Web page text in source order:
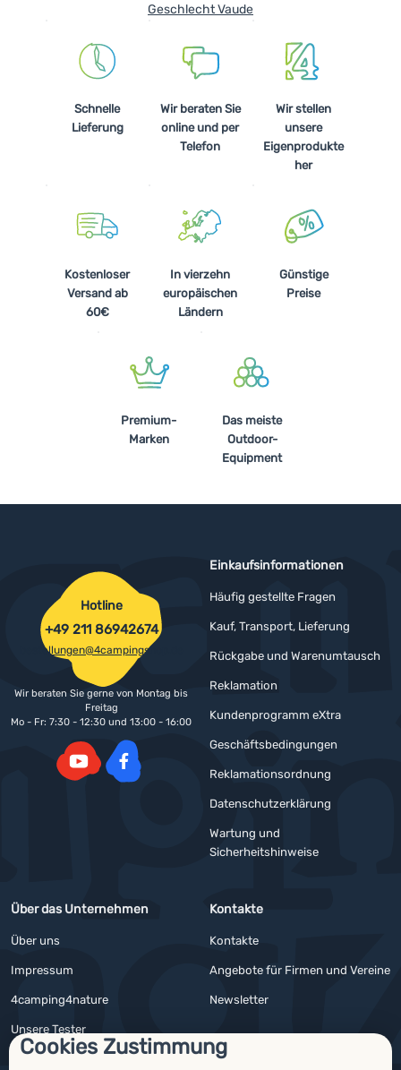
Cookies Zustimmung
Geschlecht Vaude
Schnelle
Lieferung
Wir beraten Sie
online und per
Telefon
Wir stellen
unsere
Eigenprodukte
her
Kostenloser
Versand ab
60€
In vierzehn
europäischen
Ländern
Günstige
Preise
Premium-
Marken
Das meiste
Outdoor-
Equipment
Einkaufsinformationen
Häufig gestellte Fragen
Kauf, Transport, Lieferung
Rückgabe und Warenumtausch
Reklamation
Kundenprogramm eXtra
Geschäftsbedingungen
Reklamationsordnung
Datenschutzerklärung
Wartung und
Sicherheitshinweise
Über das Unternehmen
Über uns
Impressum
4camping4nature
Unsere Tester
Kontakte
Kontakte
Angebote für Firmen und Vereine
Newsletter
Hotline
+49 211 86942674
bestellungen@4campingshop.de
Wir beraten Sie gerne von Montag bis
Freitag
Mo - Fr: 7:30 - 12:30 und 13:00 - 16:00